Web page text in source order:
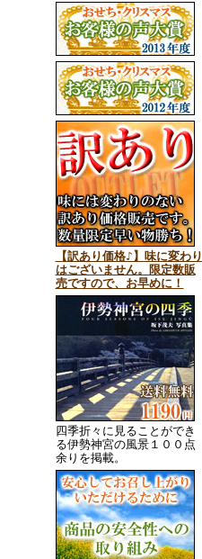
【訳あり価格♪】味に変わり
はございません。限定数販
売ですので、お早めに！
四季折々に見ることができ
る伊勢神宮の風景１００点
余りを掲載。